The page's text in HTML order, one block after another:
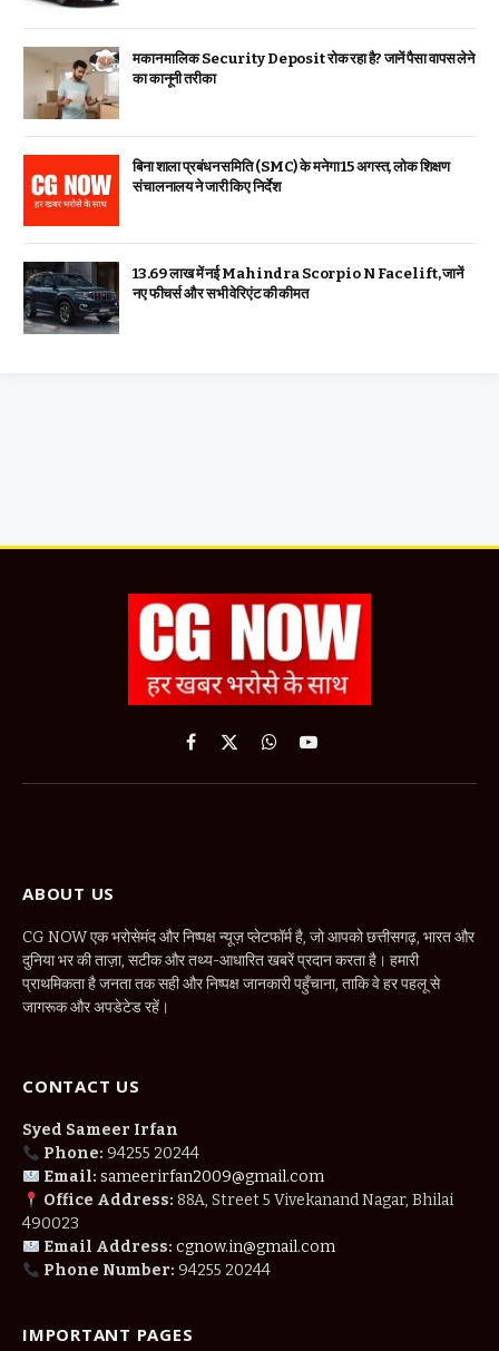
मकान मालिक Security Deposit रोक रहा है? जानें पैसा वापस लेने
का कानूनी तरीका
बिना शाला प्रबंधन समिति (SMC) के मनेगा 15 अगस्त, लोक शिक्षण
संचालनालय ने जारी किए निर्देश
₹13.69 लाख में नई Mahindra Scorpio N Facelift, जानें
नए फीचर्स और सभी वेरिएंट की कीमत
Facebook
X
WhatsApp
YouTube
ABOUT US
CG NOW एक भरोसेमंद और निष्पक्ष न्यूज़ प्लेटफॉर्म है, जो आपको छत्तीसगढ़, भारत और
दुनिया भर की ताज़ा, सटीक और तथ्य-आधारित खबरें प्रदान करता है। हमारी
प्राथमिकता है जनता तक सही और निष्पक्ष जानकारी पहुँचाना, ताकि वे हर पहलू से
जागरूक और अपडेटेड रहें।
CONTACT US
Syed Sameer Irfan
Phone: 94255 20244
Email: sameerirfan2009@gmail.com
Office Address: 88A, Street 5 Vivekanand Nagar, Bhilai
490023
Email Address: cgnow.in@gmail.com
Phone Number: 94255 20244
IMPORTANT PAGES